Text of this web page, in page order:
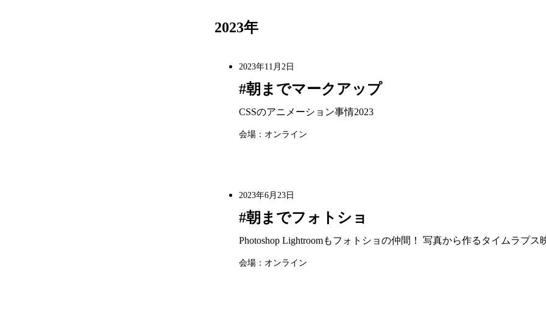
2023年
2023年11月2日
#朝までマークアップ
CSSのアニメーション事情2023
会場：オンライン
2023年6月23日
#朝までフォトショ
Photoshop Lightroomもフォトショの仲間！ 写真から作るタイムラプス
会場：オンライン